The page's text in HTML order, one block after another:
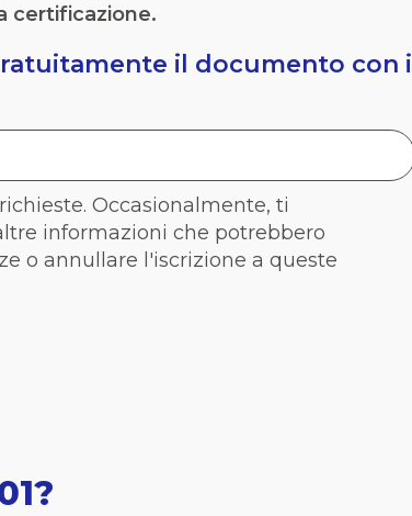
certificazione.
il documento con i
Occasionalmente, ti
informazioni che potrebbero
o annullare l'iscrizione a queste